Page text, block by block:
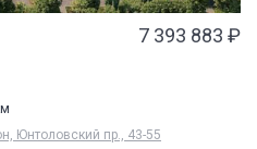
7 393 883 ₽
Юнтоловский пр., 43-55